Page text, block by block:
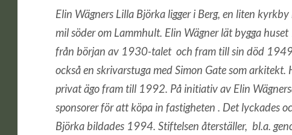
Elin Wägners Lilla Björka ligger i Berg, en liten
mil söder om Lammhult. Elin Wägner lät bygga
från början av 1930-talet och fram till sin död
också en skrivarstuga med Simon Gate som
privat ägo fram till 1992. På initiativ av Elin
sponsorer för att köpa in fastigheten . Det lyckades
Björka bildades 1994. Stiftelsen återställer, bl.a.